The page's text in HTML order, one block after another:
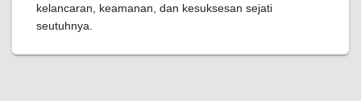
kelancaran, keamanan, dan kesuksesan sejati
seutuhnya.